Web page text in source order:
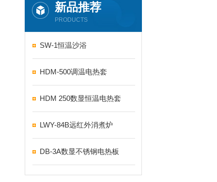
新品推荐
PRODUCTS
SW-1恒温沙浴
HDM-500调温电热套
HDM 250数显恒温电热套
LWY-84B远红外消煮炉
DB-3A数显不锈钢电热板